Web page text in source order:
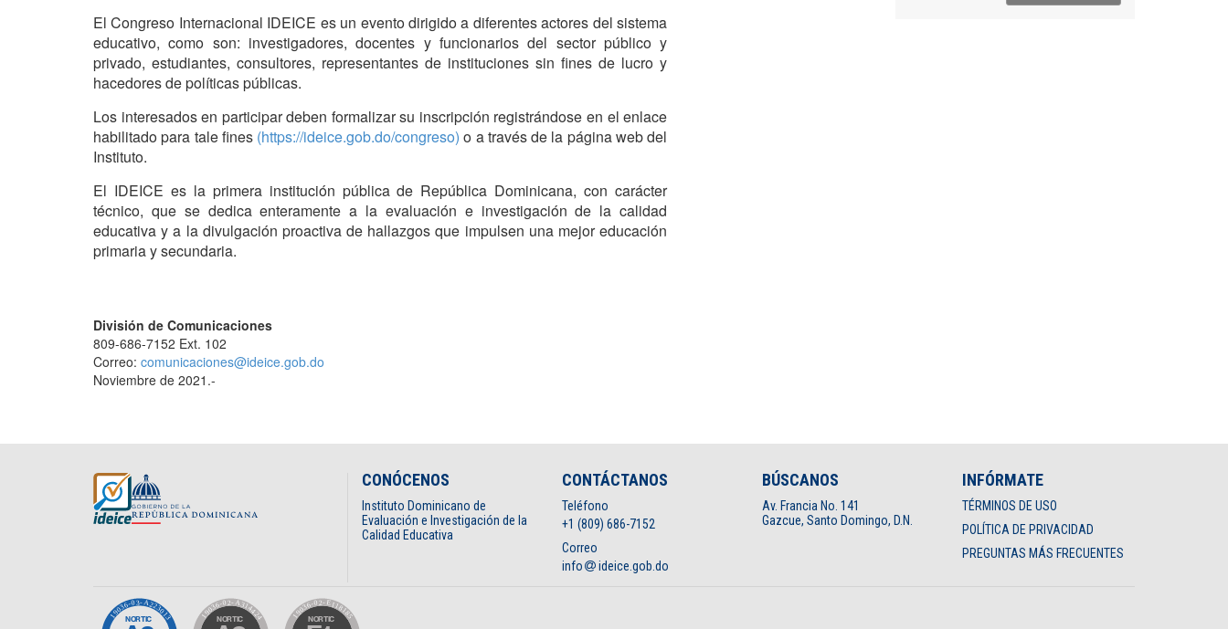
El Congreso Internacional IDEICE es un evento dirigido a diferentes actores del sistema
educativo, como son: investigadores, docentes y funcionarios del sector público y
privado, estudiantes, consultores, representantes de instituciones sin fines de lucro y
hacedores de políticas públicas.
Los interesados en participar deben formalizar su inscripción registrándose en el enlace
habilitado para tale fines (https://ideice.gob.do/congreso) o a través de la página web del
Instituto.
El IDEICE es la primera institución pública de República Dominicana, con carácter
técnico, que se dedica enteramente a la evaluación e investigación de la calidad
educativa y a la divulgación proactiva de hallazgos que impulsen una mejor educación
primaria y secundaria.
División de Comunicaciones
809-686-7152 Ext. 102
Correo: comunicaciones@ideice.gob.do
Noviembre de 2021.-
CONÓCENOS
Instituto Dominicano de
Evaluación e Investigación de la
Calidad Educativa
CONTÁCTANOS
Teléfono
+1 (809) 686-7152
Correo
info
ideice.gob.do
BÚSCANOS
Av. Francia No. 141
Gazcue, Santo Domingo, D.N.
INFÓRMATE
TÉRMINOS DE USO
POLÍTICA DE PRIVACIDAD
PREGUNTAS MÁS FRECUENTES